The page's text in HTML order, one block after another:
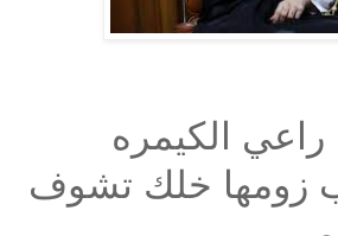
راعي الكيمره
زومها خلك تشوف